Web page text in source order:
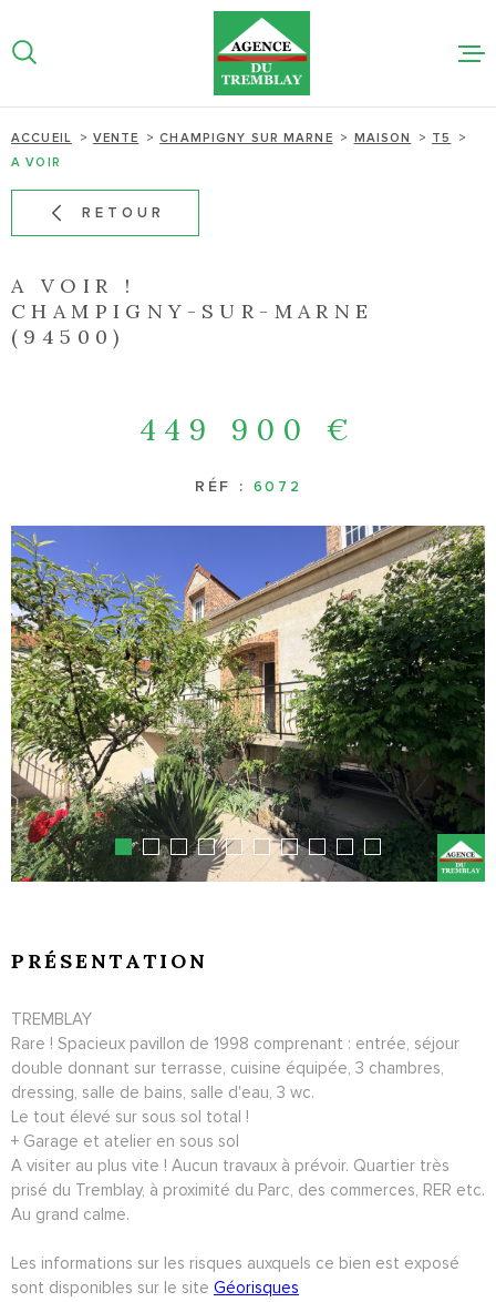
au
menu
au
contenu
NOS
ACCUEIL VENTE CHAMPIGNY SUR MARNE MAISON
T5
A VOIR
RETOUR
A VOIR !
CHAMPIGNY-SUR-MARNE
(94500)
449 900 €
RÉF : 6072
PRÉSENTATION
TREMBLAY
Rare ! Spacieux pavillon de 1998 comprenant : entrée, séjour
double donnant sur terrasse, cuisine équipée, 3 chambres,
dressing, salle de bains, salle d'eau, 3 wc.
Le tout élevé sur sous sol total !
+ Garage et atelier en sous sol
A visiter au plus vite ! Aucun travaux à prévoir. Quartier très
prisé du Tremblay, à proximité du Parc, des commerces, RER etc.
Au grand calme.
Les informations sur les risques auxquels ce bien est exposé
sont disponibles sur le site Géorisques